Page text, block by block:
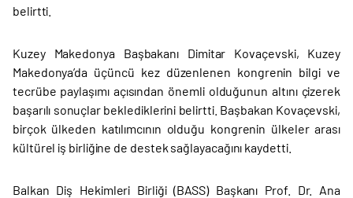
belirtti.
Kuzey Makedonya Başbakanı Dimitar Kovaçevski, Kuzey
Makedonya’da üçüncü kez düzenlenen kongrenin bilgi ve
tecrübe paylaşımı açısından önemli olduğunun altını çizerek
başarılı sonuçlar beklediklerini belirtti. Başbakan Kovaçevski,
birçok ülkeden katılımcının olduğu kongrenin ülkeler arası
kültürel iş birliğine de destek sağlayacağını kaydetti.
Balkan Diş Hekimleri Birliği (BASS) Başkanı Prof. Dr. Ana